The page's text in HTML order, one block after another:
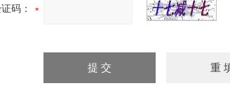
码：